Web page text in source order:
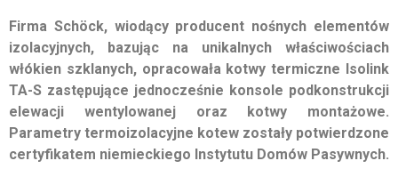
Firma Schöck, wiodący producent nośnych elementów
izolacyjnych, bazując na unikalnych właściwościach
włókien szklanych, opracowała kotwy termiczne Isolink
TA-S zastępujące jednocześnie konsole podkonstrukcji
elewacji wentylowanej oraz kotwy montażowe.
Parametry termoizolacyjne kotew zostały potwierdzone
certyfikatem niemieckiego Instytutu Domów Pasywnych.